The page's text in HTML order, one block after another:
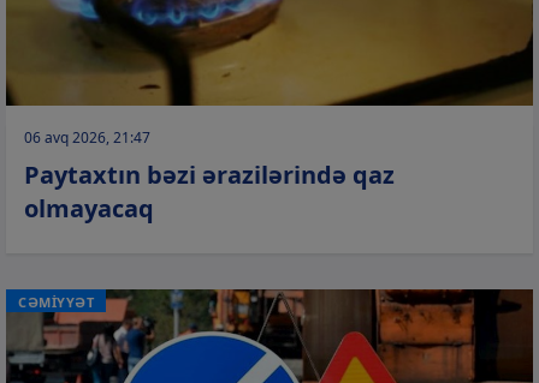
06 avq 2026, 21:47
Paytaxtın bəzi ərazilərində qaz
olmayacaq
CƏMİYYƏT